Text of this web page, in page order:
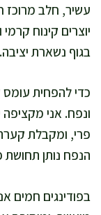
עשיר, חלב מרוכז
יוצרים קינוח
בגוף נשארת יציבה.
כדי להפחית עומס
ונפח. אני מקציפה
פרי, ומקבלת קערה
הנפח נותן תחושת
בפודינגים חמים